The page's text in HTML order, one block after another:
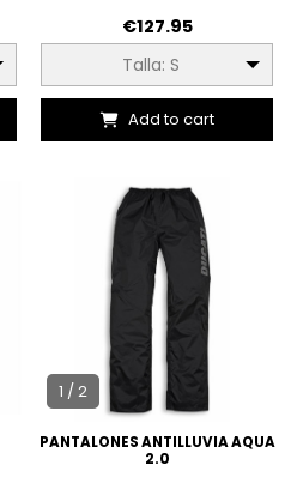
€127.95
Talla: S
Add to cart
1 / 2
PANTALONES ANTILLUVIA AQUA
2.0